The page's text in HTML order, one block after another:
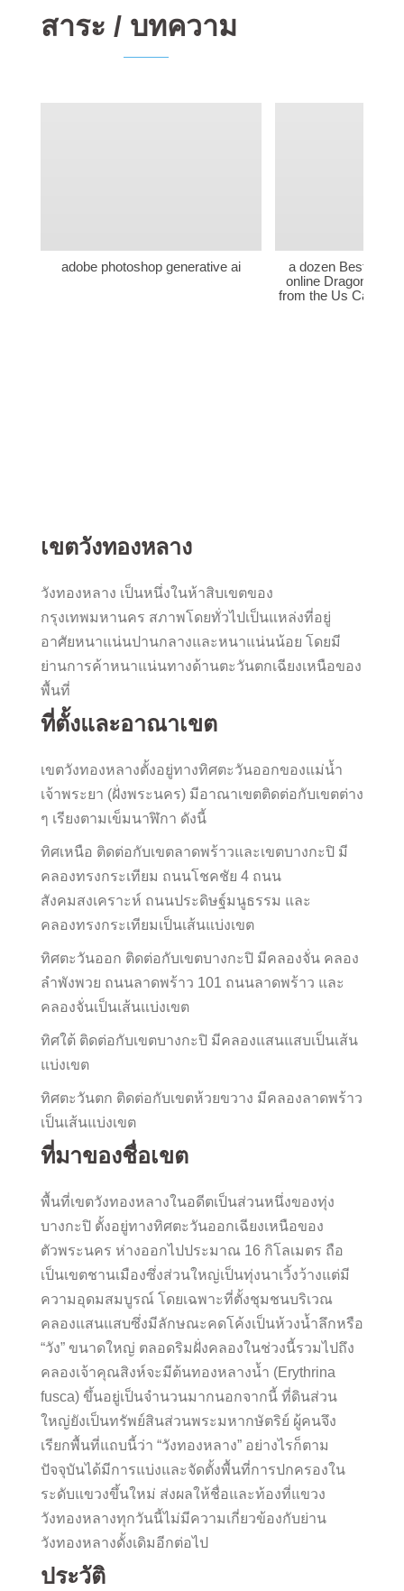
สาระ / บทความ
adobe photoshop generative ai
a dozen Best
online Dragons
from the Us Casinos
เขตวังทองหลาง
วังทองหลาง เป็นหนึ่งในห้าสิบเขตของ
กรุงเทพมหานคร สภาพโดยทั่วไปเป็นแหล่งที่อยู่
อาศัยหนาแน่นปานกลางและหนาแน่นน้อย โดยมี
ย่านการค้าหนาแน่นทางด้านตะวันตกเฉียงเหนือของ
พื้นที่
ที่ตั้งและอาณาเขต
เขตวังทองหลางตั้งอยู่ทางทิศตะวันออกของแม่น้ำ
เจ้าพระยา (ฝั่งพระนคร) มีอาณาเขตติดต่อกับเขตต่าง
ๆ เรียงตามเข็มนาฬิกา ดังนี้
ทิศเหนือ ติดต่อกับเขตลาดพร้าวและเขตบางกะปิ มี
คลองทรงกระเทียม ถนนโชคชัย 4 ถนน
สังคมสงเคราะห์ ถนนประดิษฐ์มนูธรรม และ
คลองทรงกระเทียมเป็นเส้นแบ่งเขต
ทิศตะวันออก ติดต่อกับเขตบางกะปิ มีคลองจั่น คลอง
ลำพังพวย ถนนลาดพร้าว 101 ถนนลาดพร้าว และ
คลองจั่นเป็นเส้นแบ่งเขต
ทิศใต้ ติดต่อกับเขตบางกะปิ มีคลองแสนแสบเป็นเส้น
แบ่งเขต
ทิศตะวันตก ติดต่อกับเขตห้วยขวาง มีคลองลาดพร้าว
เป็นเส้นแบ่งเขต
ที่มาของชื่อเขต
พื้นที่เขตวังทองหลางในอดีตเป็นส่วนหนึ่งของทุ่ง
บางกะปิ ตั้งอยู่ทางทิศตะวันออกเฉียงเหนือของ
ตัวพระนคร ห่างออกไปประมาณ 16 กิโลเมตร ถือ
เป็นเขตชานเมืองซึ่งส่วนใหญ่เป็นทุ่งนาเวิ้งว้างแต่มี
ความอุดมสมบูรณ์ โดยเฉพาะที่ตั้งชุมชนบริเวณ
คลองแสนแสบซึ่งมีลักษณะคดโค้งเป็นห้วงน้ำลึกหรือ
“วัง” ขนาดใหญ่ ตลอดริมฝั่งคลองในช่วงนี้รวมไปถึง
คลองเจ้าคุณสิงห์จะมีต้นทองหลางน้ำ (Erythrina
fusca) ขึ้นอยู่เป็นจำนวนมากนอกจากนี้ ที่ดินส่วน
ใหญ่ยังเป็นทรัพย์สินส่วนพระมหากษัตริย์ ผู้คนจึง
เรียกพื้นที่แถบนี้ว่า “วังทองหลาง” อย่างไรก็ตาม
ปัจจุบันได้มีการแบ่งและจัดตั้งพื้นที่การปกครองใน
ระดับแขวงขึ้นใหม่ ส่งผลให้ชื่อและท้องที่แขวง
วังทองหลางทุกวันนี้ไม่มีความเกี่ยวข้องกับย่าน
วังทองหลางดั้งเดิมอีกต่อไป
ประวัติ